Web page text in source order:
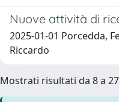
Nuove attività di
2025-01-01 Porcedda,
Riccardo
Mostrati risultati da 8 a